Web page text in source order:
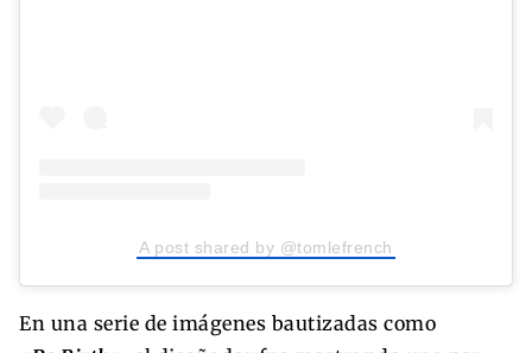
A post shared by @tomlefrench
En una serie de imágenes bautizadas como